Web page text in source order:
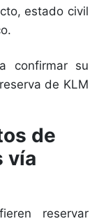
estado civil
confirmar su
de KLM
de
vía
reservar